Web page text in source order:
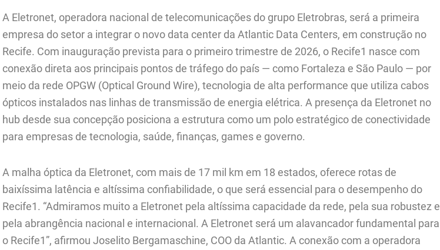
A Eletronet, operadora nacional de telecomunicações do grupo Eletrobras, será a primeira
empresa do setor a integrar o novo data center da Atlantic Data Centers, em construção no
Recife. Com inauguração prevista para o primeiro trimestre de 2026, o Recife1 nasce com
conexão direta aos principais pontos de tráfego do país — como Fortaleza e São Paulo — por
meio da rede OPGW (Optical Ground Wire), tecnologia de alta performance que utiliza cabos
ópticos instalados nas linhas de transmissão de energia elétrica. A presença da Eletronet no
hub desde sua concepção posiciona a estrutura como um polo estratégico de conectividade
para empresas de tecnologia, saúde, finanças, games e governo.
A malha óptica da Eletronet, com mais de 17 mil km em 18 estados, oferece rotas de
baixíssima latência e altíssima confiabilidade, o que será essencial para o desempenho do
Recife1. “Admiramos muito a Eletronet pela altíssima capacidade da rede, pela sua robustez e
pela abrangência nacional e internacional. A Eletronet será um alavancador fundamental para
o Recife1”, afirmou Joselito Bergamaschine, COO da Atlantic. A conexão com a operadora